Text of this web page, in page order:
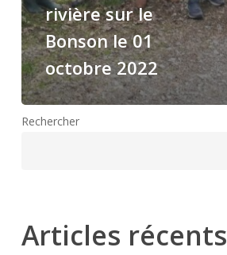
rivière sur le
Bonson le 01
octobre 2022
Rechercher
Articles récents